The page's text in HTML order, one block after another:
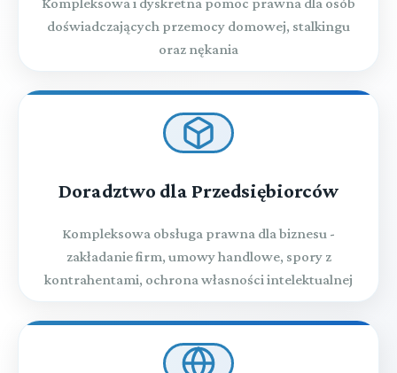
doświadczających przemocy domowej, stalkingu
oraz nękania
Doradztwo dla Przedsiębiorców
Kompleksowa obsługa prawna dla biznesu -
zakładanie firm, umowy handlowe, spory z
kontrahentami, ochrona własności intelektualnej